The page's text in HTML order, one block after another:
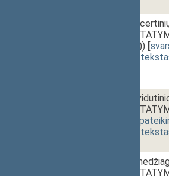
Teatrų ir
pakeitimo
XIIP-3935(2)) [
dokumento
Smulkiojo ir
pakeitimo
dokumento
Nuodingųjų
pakeitimo